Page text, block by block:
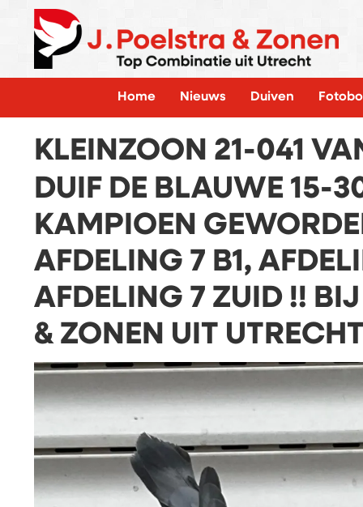
Home Nieuws Duiven
KLEINZOON 21-041
DUIF DE BLAUWE 15-
KAMPIOEN
AFDELING 7 B1,
AFDELING 7 ZUID !!
& ZONEN UIT